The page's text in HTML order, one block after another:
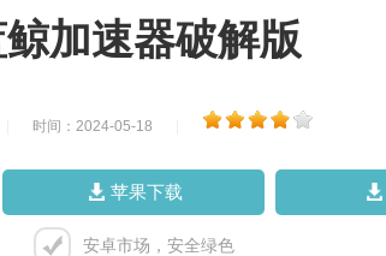
加速器破解版
时间：2024-05-18
苹果下载
安卓市场，安全绿色